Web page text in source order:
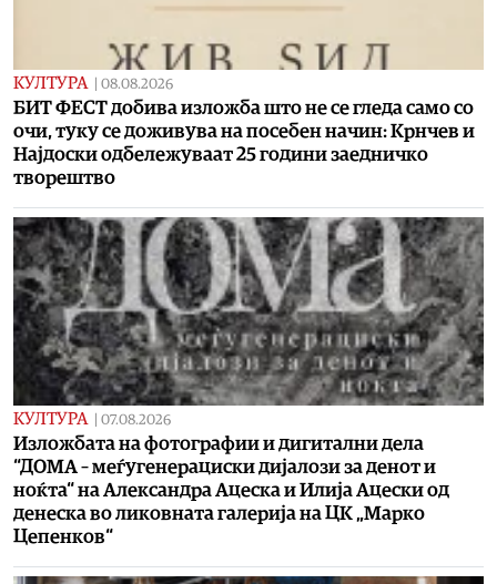
КУЛТУРА 08.08.2026
БИТ ФЕСТ добива изложба што не се гледа само со
очи, туку се доживува на посебен начин: Крнчев и
Најдоски одбележуваат 25 години заедничко
творештво
КУЛТУРА 07.08.2026
Изложбата на фотографии и дигитални дела
“ДОМА – меѓугенерациски дијалози за денот и
ноќта“ на Александра Ацеска и Илија Ацески од
денеска во ликовната галерија на ЦК „Марко
Цепенков“